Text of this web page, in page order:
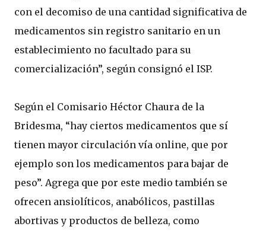
con el decomiso de una cantidad significativa de
medicamentos sin registro sanitario en un
establecimiento no facultado para su
comercialización”, según consignó el ISP.
Según el Comisario Héctor Chaura de la
Bridesma, “hay ciertos medicamentos que sí
tienen mayor circulación vía online, que por
ejemplo son los medicamentos para bajar de
peso”. Agrega que por este medio también se
ofrecen ansiolíticos, anabólicos, pastillas
abortivas y productos de belleza, como